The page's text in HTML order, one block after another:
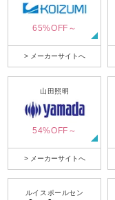
65%OFF～
> メーカーサイトへ
山田照明
54%OFF～
> メーカーサイトへ
ルイスポールセン